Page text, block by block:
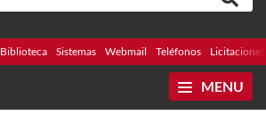
Biblioteca Sistemas Webmail Teléfonos Licitaciones
MENU